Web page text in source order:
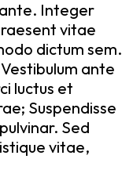
Integer
vitae
dictum sem.
ante
luctus et
Suspendisse
Sed
vitae,